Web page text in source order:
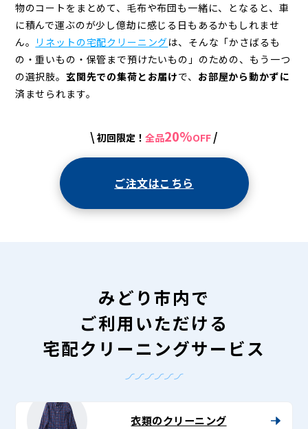
物のコートをまとめて、毛布や布団も一緒に、となると、車
に積んで運ぶのが少し億劫に感じる日もあるかもしれませ
ん。 リネットの宅配クリーニングは、そんな「かさばるも
の・重いもの・保管まで預けたいもの」のための、もう一つ
の選択肢。 玄関先での集荷とお届けで、 お部屋から動かずに
済ませられます。
\ 初回限定！ 全品20%OFF /
ご注文はこちら
みどり市内で
ご利用いただける
宅配クリーニングサービス
衣類のクリーニング